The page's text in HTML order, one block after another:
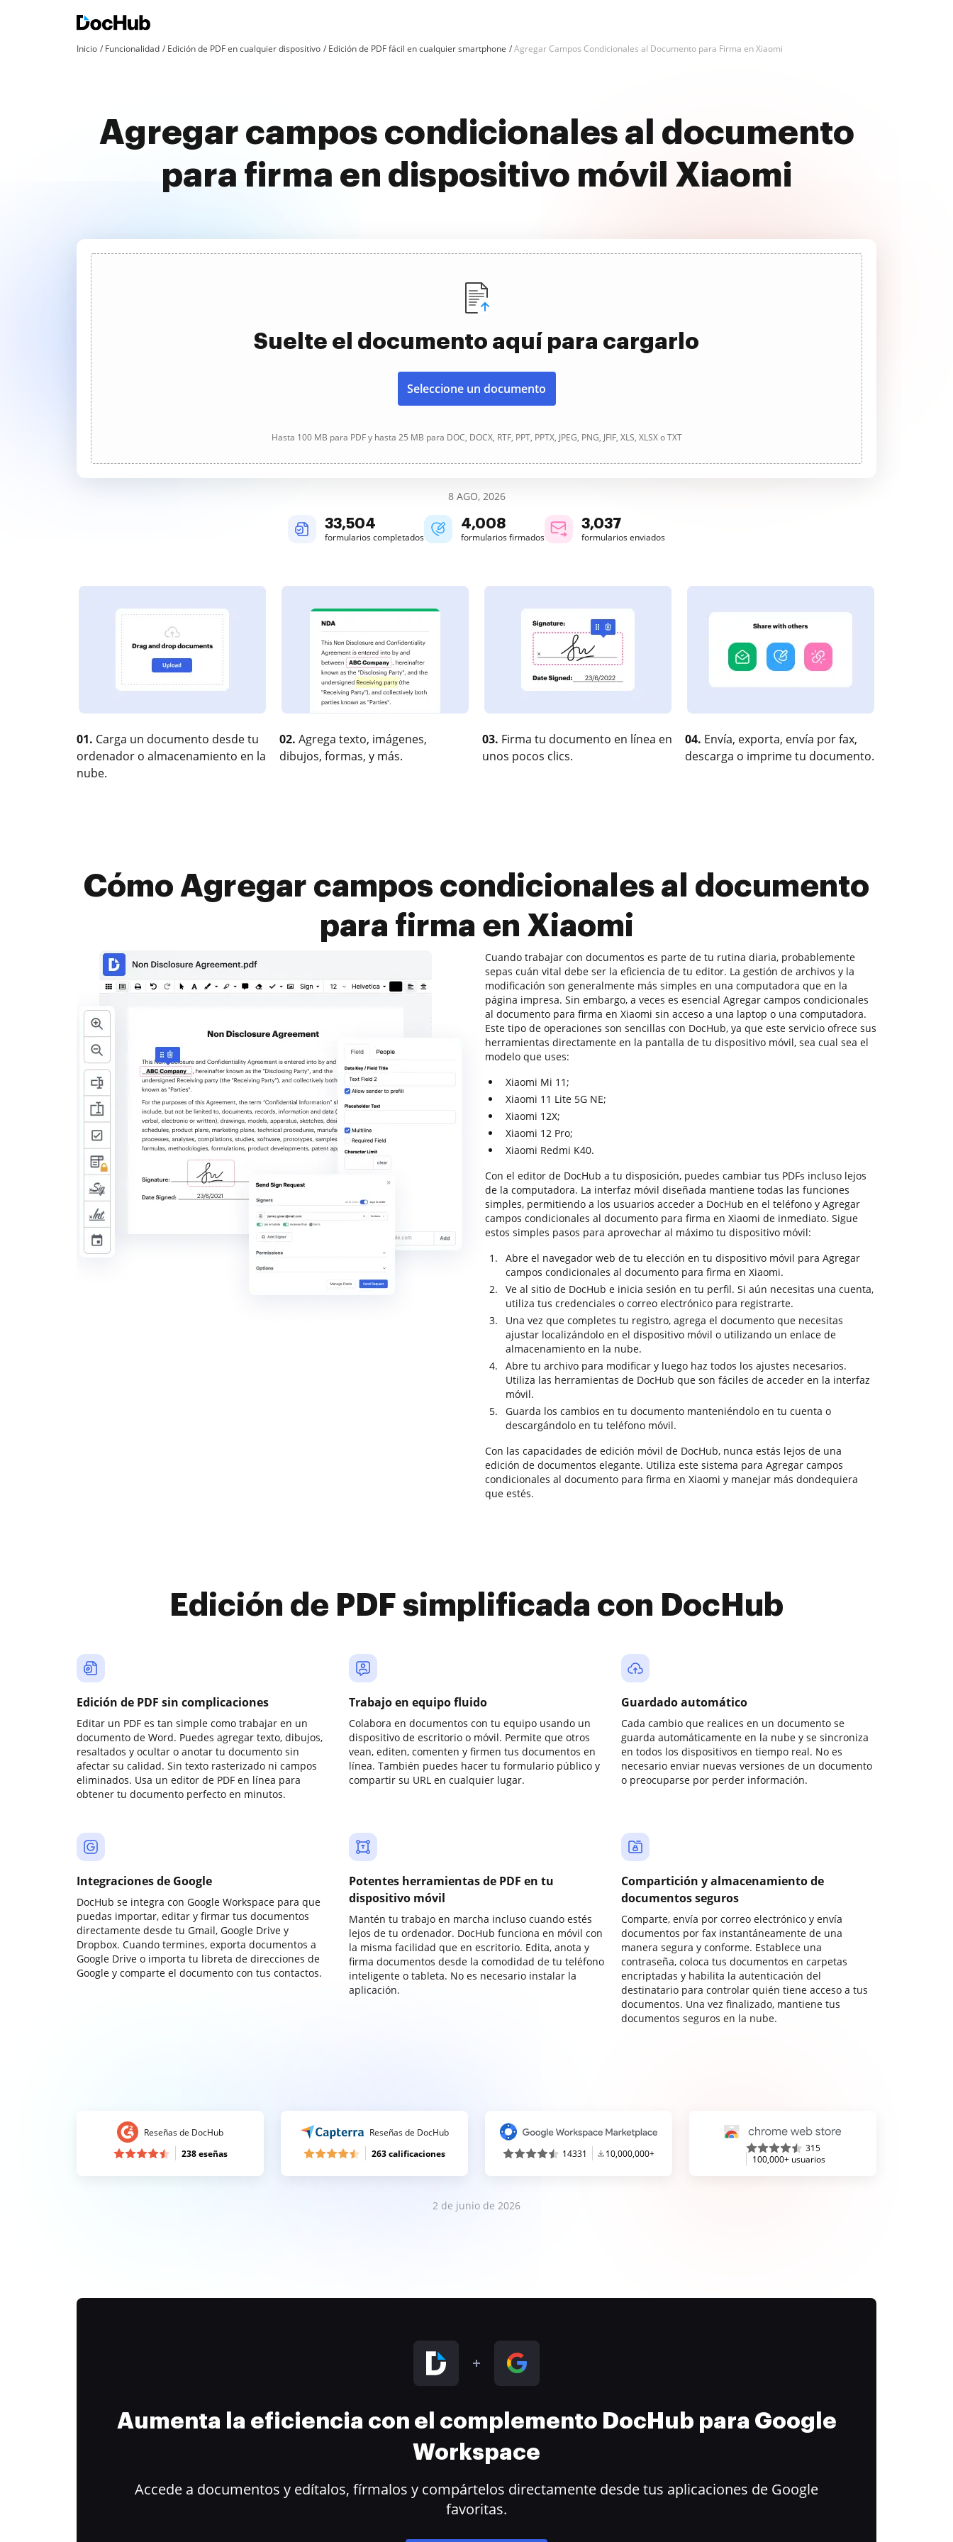
Inicio Funcionalidad Edición de PDF en cualquier dispositivo Edición de PDF fácil en cualquier smartphone Agregar Campos Condicionales al Documento para Firma en Xiaomi
Agregar campos condicionales al documento
para firma en dispositivo móvil Xiaomi
Suelte el documento aquí para cargarlo
Seleccione un documento
Hasta 100 MB para PDF y hasta 25 MB para DOC, DOCX, RTF, PPT, PPTX, JPEG, PNG, JFIF, XLS, XLSX o TXT
8 AGO, 2026
33,504
formularios completados
4,008
formularios firmados
3,038
formularios enviados
01. Carga un documento desde tu
ordenador o almacenamiento en la
nube.
02. Agrega texto, imágenes,
dibujos, formas, y más.
03. Firma tu documento en línea en
unos pocos clics.
04. Envía, exporta, envía por fax,
descarga o imprime tu documento.
Cómo Agregar campos condicionales al documento
para firma en Xiaomi
Cuando trabajar con documentos es parte de tu rutina diaria, probablemente
sepas cuán vital debe ser la eficiencia de tu editor. La gestión de archivos y la
modificación son generalmente más simples en una computadora que en la
página impresa. Sin embargo, a veces es esencial Agregar campos condicionales
al documento para firma en Xiaomi sin acceso a una laptop o una computadora.
Este tipo de operaciones son sencillas con DocHub, ya que este servicio ofrece sus
herramientas directamente en la pantalla de tu dispositivo móvil, sea cual sea el
modelo que uses:
Xiaomi Mi 11;
Xiaomi 11 Lite 5G NE;
Xiaomi 12X;
Xiaomi 12 Pro;
Xiaomi Redmi K40.
Con el editor de DocHub a tu disposición, puedes cambiar tus PDFs incluso lejos
de la computadora. La interfaz móvil diseñada mantiene todas las funciones
simples, permitiendo a los usuarios acceder a DocHub en el teléfono y Agregar
campos condicionales al documento para firma en Xiaomi de inmediato. Sigue
estos simples pasos para aprovechar al máximo tu dispositivo móvil:
Abre el navegador web de tu elección en tu dispositivo móvil para Agregar
campos condicionales al documento para firma en Xiaomi.
Ve al sitio de DocHub e inicia sesión en tu perfil. Si aún necesitas una cuenta,
utiliza tus credenciales o correo electrónico para registrarte.
Una vez que completes tu registro, agrega el documento que necesitas
ajustar localizándolo en el dispositivo móvil o utilizando un enlace de
almacenamiento en la nube.
Abre tu archivo para modificar y luego haz todos los ajustes necesarios.
Utiliza las herramientas de DocHub que son fáciles de acceder en la interfaz
móvil.
Guarda los cambios en tu documento manteniéndolo en tu cuenta o
descargándolo en tu teléfono móvil.
Con las capacidades de edición móvil de DocHub, nunca estás lejos de una
edición de documentos elegante. Utiliza este sistema para Agregar campos
condicionales al documento para firma en Xiaomi y manejar más dondequiera
que estés.
Edición de PDF simplificada con DocHub
Edición de PDF sin complicaciones
Editar un PDF es tan simple como trabajar en un
documento de Word. Puedes agregar texto, dibujos,
resaltados y ocultar o anotar tu documento sin
afectar su calidad. Sin texto rasterizado ni campos
eliminados. Usa un editor de PDF en línea para
obtener tu documento perfecto en minutos.
Trabajo en equipo fluido
Colabora en documentos con tu equipo usando un
dispositivo de escritorio o móvil. Permite que otros
vean, editen, comenten y firmen tus documentos en
línea. También puedes hacer tu formulario público y
compartir su URL en cualquier lugar.
Guardado automático
Cada cambio que realices en un documento se
guarda automáticamente en la nube y se sincroniza
en todos los dispositivos en tiempo real. No es
necesario enviar nuevas versiones de un documento
o preocuparse por perder información.
Integraciones de Google
DocHub se integra con Google Workspace para que
puedas importar, editar y firmar tus documentos
directamente desde tu Gmail, Google Drive y
Dropbox. Cuando termines, exporta documentos a
Google Drive o importa tu libreta de direcciones de
Google y comparte el documento con tus contactos.
Potentes herramientas de PDF en tu
dispositivo móvil
Mantén tu trabajo en marcha incluso cuando estés
lejos de tu ordenador. DocHub funciona en móvil con
la misma facilidad que en escritorio. Edita, anota y
firma documentos desde la comodidad de tu teléfono
inteligente o tableta. No es necesario instalar la
aplicación.
Compartición y almacenamiento de
documentos seguros
Comparte, envía por correo electrónico y envía
documentos por fax instantáneamente de una
manera segura y conforme. Establece una
contraseña, coloca tus documentos en carpetas
encriptadas y habilita la autenticación del
destinatario para controlar quién tiene acceso a tus
documentos. Una vez finalizado, mantiene tus
documentos seguros en la nube.
Reseñas de DocHub
238 eseñas
Reseñas de DocHub
263 calificaciones
14331 10,000,000+
315
100,000+ usuarios
2 de junio de 2026
Aumenta la eficiencia con el complemento DocHub para Google
Workspace
Accede a documentos y edítalos, fírmalos y compártelos directamente desde tus aplicaciones de Google
favoritas.